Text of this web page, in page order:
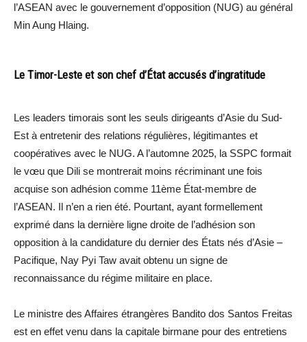
l’ASEAN avec le gouvernement d’opposition (NUG) au général
Min Aung Hlaing.
Le Timor-Leste et son chef d’État accusés d’ingratitude
Les leaders timorais sont les seuls dirigeants d’Asie du Sud-
Est à entretenir des relations régulières, légitimantes et
coopératives avec le NUG. A l’automne 2025, la SSPC formait
le vœu que Dili se montrerait moins récriminant une fois
acquise son adhésion comme 11ème État-membre de
l’ASEAN. Il n’en a rien été. Pourtant, ayant formellement
exprimé dans la dernière ligne droite de l’adhésion son
opposition à la candidature du dernier des États nés d’Asie –
Pacifique, Nay Pyi Taw avait obtenu un signe de
reconnaissance du régime militaire en place.
Le ministre des Affaires étrangères Bandito dos Santos Freitas
est en effet venu dans la capitale birmane pour des entretiens